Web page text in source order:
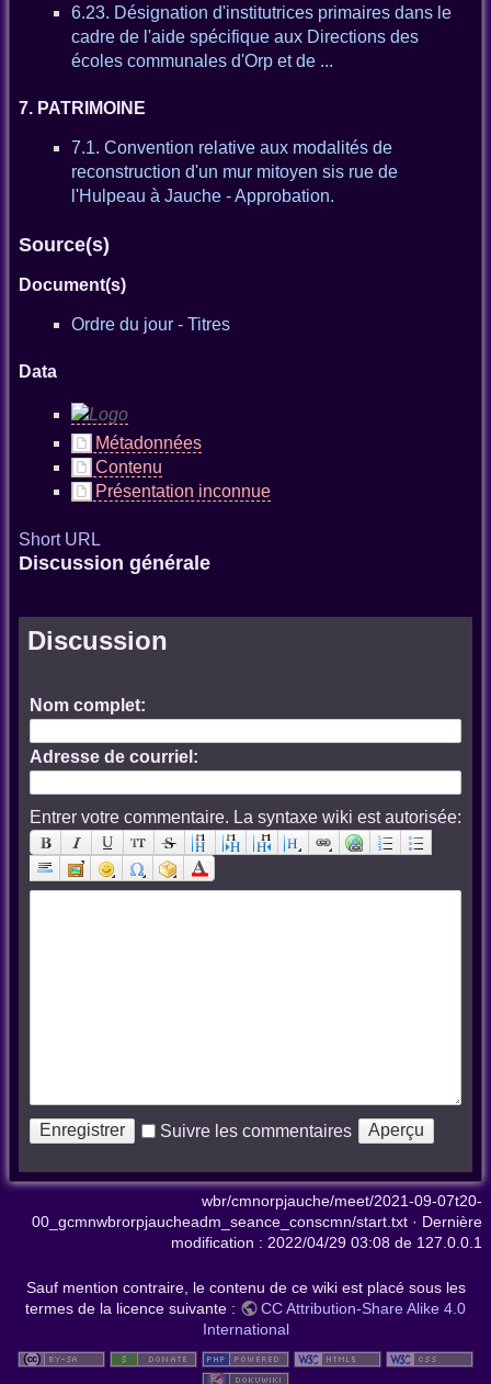
6.23. Désignation d'institutrices primaires dans le
cadre de l'aide spécifique aux Directions des
écoles communales d'Orp et de ...
7. PATRIMOINE
7.1. Convention relative aux modalités de
reconstruction d'un mur mitoyen sis rue de
l'Hulpeau à Jauche - Approbation.
Source(s)
Document(s)
Ordre du jour - Titres
Data
Métadonnées
Contenu
Présentation inconnue
Short URL
Discussion générale
Discussion
Nom complet:
Adresse de courriel:
Entrer votre commentaire. La syntaxe wiki est autorisée:
Suivre les commentaires
wbr/cmnorpjauche/meet/2021-09-07t20-
00_gcmnwbrorpjaucheadm_seance_conscmn/start.txt · Dernière
modification : 2022/04/29 03:08 de 127.0.0.1
Sauf mention contraire, le contenu de ce wiki est placé sous les
termes de la licence suivante :
CC Attribution-Share Alike 4.0
International